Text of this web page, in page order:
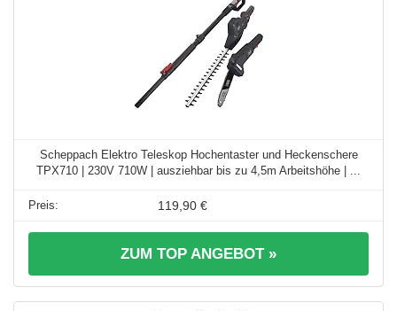
Scheppach Elektro Teleskop Hochentaster und Heckenschere
TPX710 | 230V 710W | ausziehbar bis zu 4,5m Arbeitshöhe | ...
119,90 €
ZUM TOP ANGEBOT »